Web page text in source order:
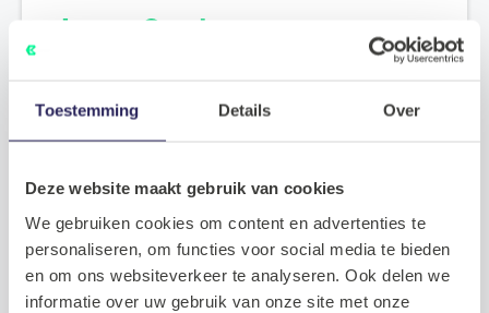
Toestemming Details Over
Deze website maakt gebruik van cookies
We gebruiken cookies om content en advertenties te
personaliseren, om functies voor social media te bieden
en om ons websiteverkeer te analyseren. Ook delen we
informatie over uw gebruik van onze site met onze
Jeroen Corsten
De mogelijkheden bespreken?
Neem contact op met
Plan een kennismaking